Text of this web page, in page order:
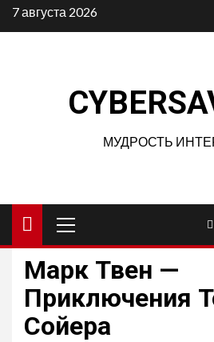
Перейти
к
7 августа 2026
МУДРОСТЬ
меню
Марк Твен —
Приключения
Сойера